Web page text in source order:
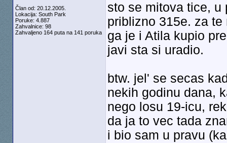
Član od: 20.12.2005.
Lokacija: South Park
Poruke: 4.887
Zahvalnice: 98
Zahvaljeno 164 puta na 141 poruka
sto se mitova tice,
priblizno 315e. za
ga je i Atila kupio
javi sta si uradio.
btw. jel' se secas
nekih godinu dana,
nego losu 19-icu,
da ja to vec tada
i bio sam u pravu